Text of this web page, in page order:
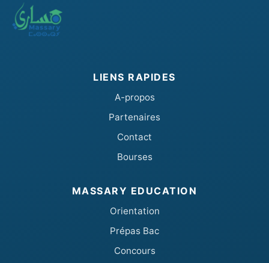
LIENS RAPIDES
A-propos
Partenaires
Contact
Bourses
MASSARY EDUCATION
Orientation
Prépas Bac
Concours